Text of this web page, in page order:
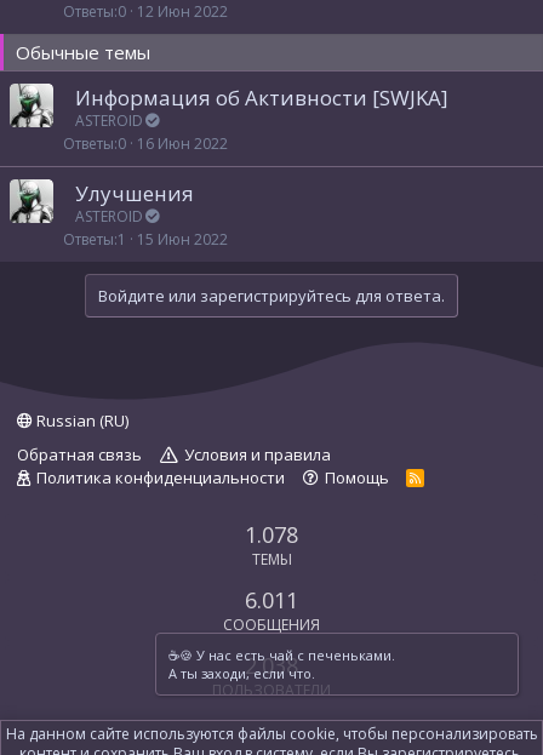
н
р р
н
Ответы 0 12 Июн 2022
Обычные темы
Информация об Активности [SWJKA]
ASTEROID
Ответы 0 16 Июн 2022
Улучшения
ASTEROID
Ответы 1 15 Июн 2022
Войдите или зарегистрируйтесь для ответа.
Russian (RU)
Обратная связь
Условия и правила
Политика конфиденциальности
Помощь
R
1.078
ТЕМЫ
6.011
СООБЩЕНИЯ
2.038
ПОЛЬЗОВАТЕЛИ
SchneiderBloss
☕️🍪 У нас есть чай с печеньками.
А ты заходи, если что.
На данном сайте используются файлы cookie, чтобы персонализировать